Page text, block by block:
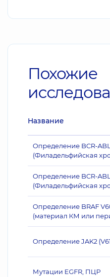
Похожие
Название
Определение BCR-
(Филадельфийская
Определение BCR-
(Филадельфийская
Определение BRAF
(материал КМ или
Определение JAK2
Мутации EGFR, ПЦР